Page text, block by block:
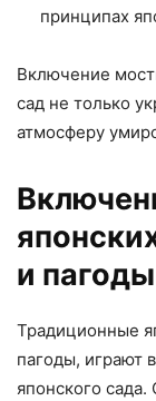
принципах
Включение
сад не только
атмосферу
и пагоды
Традиционные
пагоды, играют
японского